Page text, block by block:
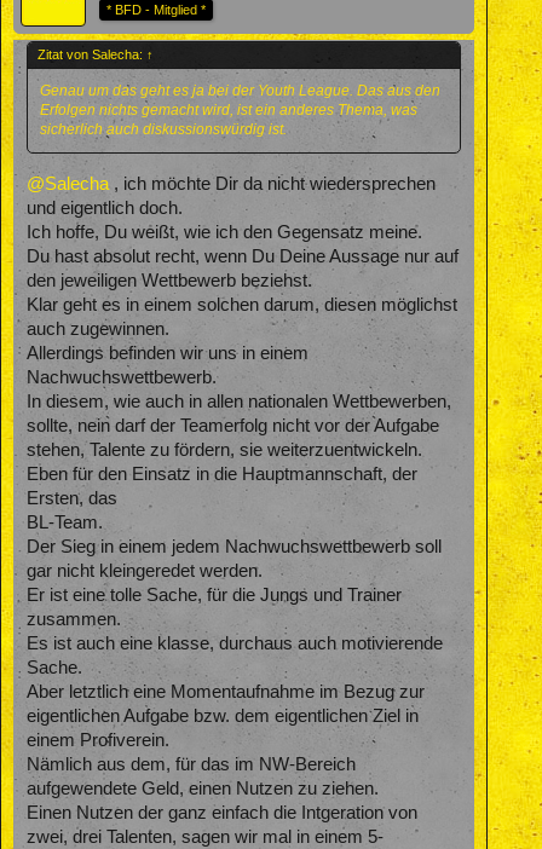
* BFD - Mitglied *
Zitat von Salecha: ↑
Genau um das geht es ja bei der Youth League. Das aus den
Erfolgen nichts gemacht wird, ist ein anderes Thema, was
sicherlich auch diskussionswürdig ist.
@Salecha , ich möchte Dir da nicht wiedersprechen
und eigentlich doch.
Ich hoffe, Du weißt, wie ich den Gegensatz meine.
Du hast absolut recht, wenn Du Deine Aussage nur auf
den jeweiligen Wettbewerb beziehst.
Klar geht es in einem solchen darum, diesen möglichst
auch zugewinnen.
Allerdings befinden wir uns in einem
Nachwuchswettbewerb.
In diesem, wie auch in allen nationalen Wettbewerben,
sollte, nein darf der Teamerfolg nicht vor der Aufgabe
stehen, Talente zu fördern, sie weiterzuentwickeln.
Eben für den Einsatz in die Hauptmannschaft, der
Ersten, das
BL-Team.
Der Sieg in einem jedem Nachwuchswettbewerb soll
gar nicht kleingeredet werden.
Er ist eine tolle Sache, für die Jungs und Trainer
zusammen.
Es ist auch eine klasse, durchaus auch motivierende
Sache.
Aber letztlich eine Momentaufnahme im Bezug zur
eigentlichen Aufgabe bzw. dem eigentlichen Ziel in
einem Profiverein.
Nämlich aus dem, für das im NW-Bereich
aufgewendete Geld, einen Nutzen zu ziehen.
Einen Nutzen der ganz einfach die Intgeration von
zwei, drei Talenten, sagen wir mal in einem 5-